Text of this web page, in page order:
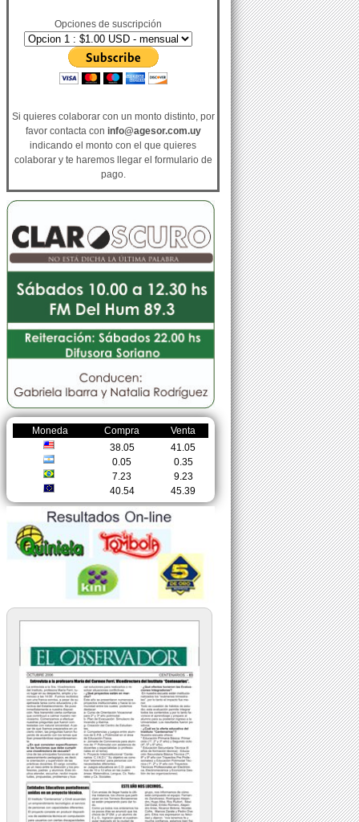
Opciones de suscripción
Si quieres colaborar con un monto distinto, por
favor contacta con info@agesor.com.uy
indicando el monto con el que quieres
colaborar y te haremos llegar el formulario de
pago.
Moneda Compra
Venta
38.05
41.05
0.05
0.35
7.23
9.23
40.54
45.39